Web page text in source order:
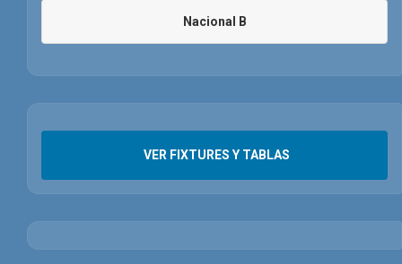
Nacional B
VER FIXTURES Y TABLAS